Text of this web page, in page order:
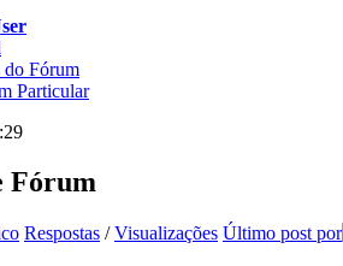
do Fórum
Particular
Fórum
Respostas /Visualizações Último post por